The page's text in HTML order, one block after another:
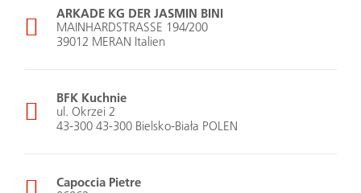
ARKADE KG DER JASMIN BINI
MAINHARDSTRASSE 194/200
39012 MERAN Italien
BFK Kuchnie
ul. Okrzei 2
43-300 43-300 Bielsko-Biała POLEN
Capoccia Pietre